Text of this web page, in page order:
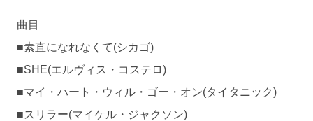
曲目
■素直になれなくて(シカゴ)
■SHE(エルヴィス・コステロ)
■マイ・ハート・ウィル・ゴー・オン(タイタニック)
■スリラー(マイケル・ジャクソン)